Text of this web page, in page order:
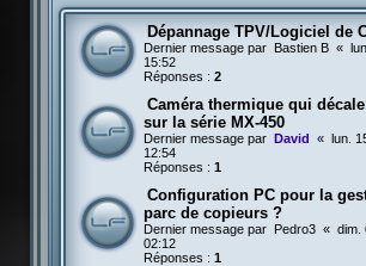
Dépannage TPV/Logiciel de
Dernier message par Bastien B «
15:52
Réponses : 2
Caméra thermique qui
sur la série MX-450
Dernier message par David « lun.
12:54
Réponses : 1
Configuration PC pour la
parc de copieurs ?
Dernier message par Pedro3 « dim.
02:12
Réponses : 1